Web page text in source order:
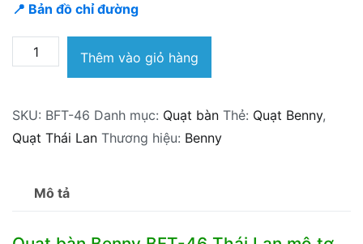
📍 Bản đồ chỉ đường
Quạt
bàn
BFT-
46
Thêm vào giỏ hàng
SKU: BFT-46 Danh mục: Quạt bàn Thẻ: Quạt Benny,
Quạt Thái Lan Thương hiệu: Benny
Mô tả